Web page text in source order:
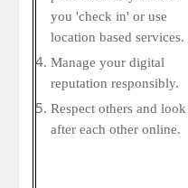
you 'check in' or use
location based services.
Manage your digital
reputation responsibly.
Respect others and look
after each other online.